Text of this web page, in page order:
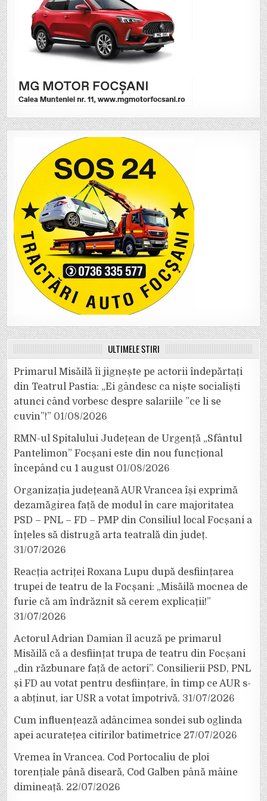
ULTIMELE ȘTIRI
Primarul Misăilă îi jignește pe actorii îndepărtați
din Teatrul Pastia: „Ei gândesc ca niște socialiști
atunci când vorbesc despre salariile ”ce li se
cuvin”!” 01/08/2026
RMN-ul Spitalului Județean de Urgență „Sfântul
Pantelimon” Focșani este din nou funcțional
începând cu 1 august 01/08/2026
Organizația județeană AUR Vrancea își exprimă
dezamăgirea față de modul în care majoritatea
PSD – PNL – FD – PMP din Consiliul local Focșani a
înțeles să distrugă arta teatrală din județ.
31/07/2026
Reacția actriței Roxana Lupu după desființarea
trupei de teatru de la Focșani: „Misăilă mocnea de
furie că am îndrăznit să cerem explicații!”
31/07/2026
Actorul Adrian Damian îl acuză pe primarul
Misăilă că a desființat trupa de teatru din Focșani
„din răzbunare față de actori”. Consilierii PSD, PNL
și FD au votat pentru desființare, în timp ce AUR s-
a abținut, iar USR a votat împotrivă. 31/07/2026
Cum influențează adâncimea sondei sub oglinda
apei acuratețea citirilor batimetrice 27/07/2026
Vremea în Vrancea. Cod Portocaliu de ploi
torențiale până diseară, Cod Galben până mâine
dimineață. 22/07/2026